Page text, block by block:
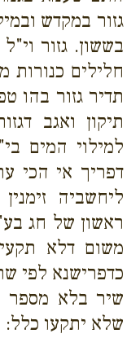
גזור במקדש
בששון. גזור
חלילים כנורות
תדיר גזור בהו
תיקון ואגב
למילוי המים
דפריך אי הכי
ליחשביה
ראשון של חג
משום דלא
כדפרישנא לפי
שיר בלא מספר
שלא יתקעו כלל: